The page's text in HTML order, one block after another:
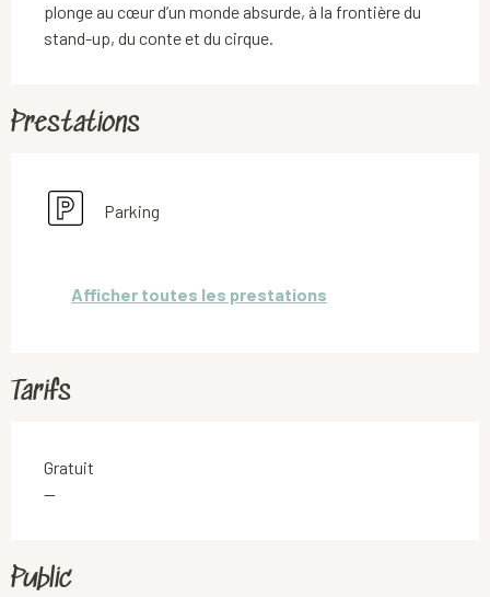
plonge au cœur d’un monde absurde, à la frontière du
stand-up, du conte et du cirque.
Prestations
Parking
Afficher toutes les prestations
Tarifs
Gratuit
—
Public